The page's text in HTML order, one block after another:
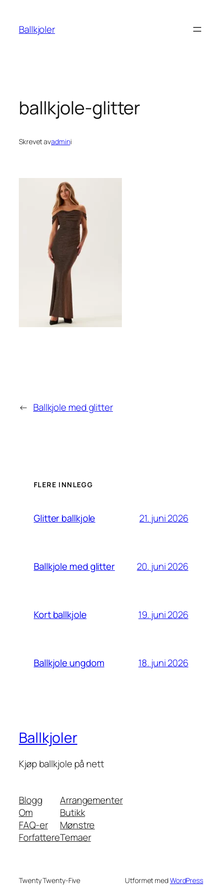
innhold
Ballkjoler
ballkjole-glitter
Skrevet avadmini
← Ballkjole med glitter
FLERE INNLEGG
Glitter ballkjole 21. juni 2026
Ballkjole med glitter 20. juni 2026
Kort ballkjole 19. juni 2026
Ballkjole ungdom 18. juni 2026
Ballkjoler
Kjøp ballkjole på nett
Blogg
Om
FAQ-er
Forfattere
Arrangementer
Butikk
Mønstre
Temaer
Twenty Twenty-Five Utformet medWordPress